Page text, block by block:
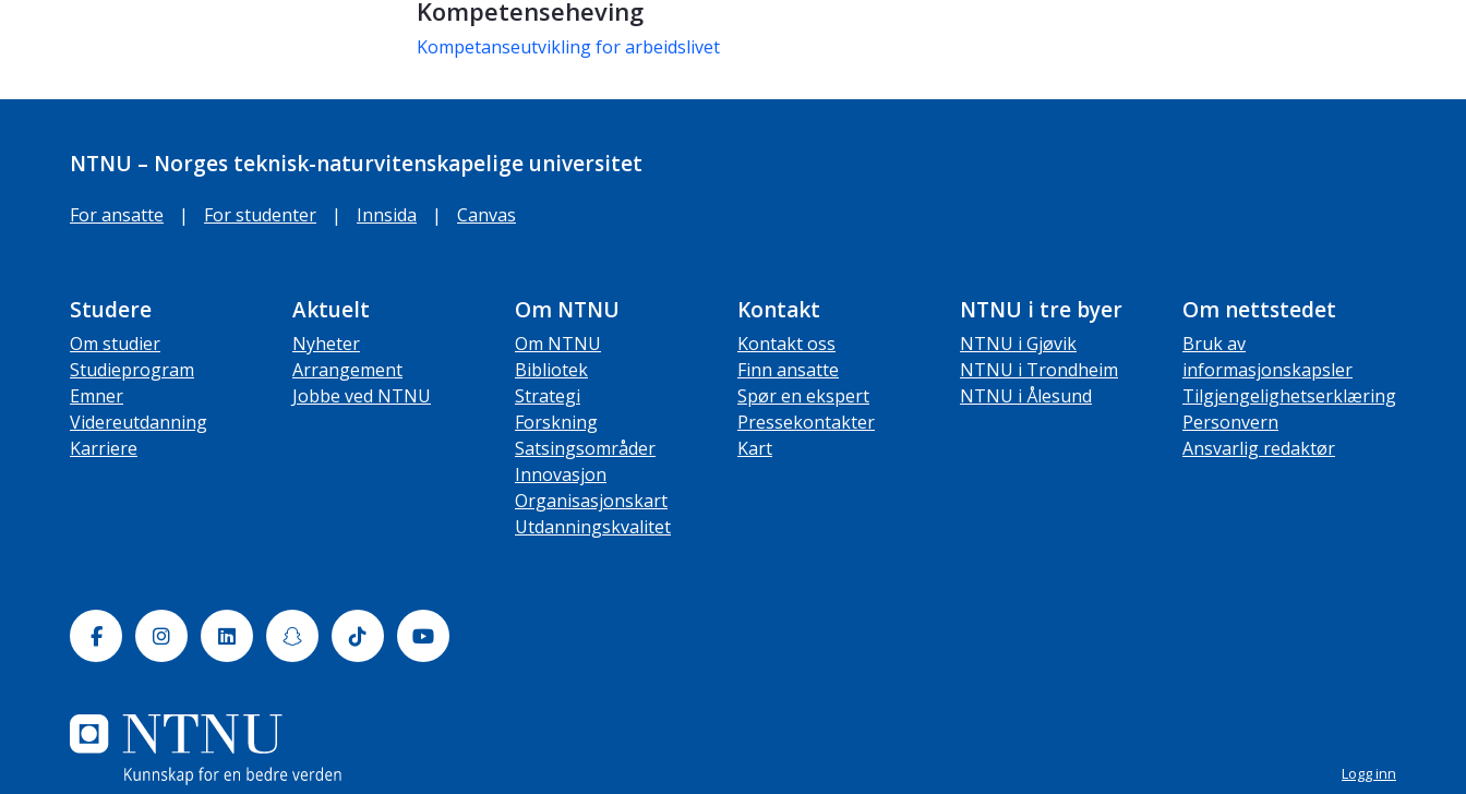
Kompetenseheving
Kompetanseutvikling for arbeidslivet
NTNU – Norges teknisk-naturvitenskapelige universitet
For ansatte | For studenter | Innsida | Canvas
Studere
Om studier
Studieprogram
Emner
Videreutdanning
Karriere
Aktuelt
Nyheter
Arrangement
Jobbe ved NTNU
Om NTNU
Om NTNU
Bibliotek
Strategi
Forskning
Satsingsområder
Innovasjon
Organisasjonskart
Utdanningskvalitet
Kontakt
Kontakt oss
Finn ansatte
Spør en ekspert
Pressekontakter
Kart
NTNU i tre byer
NTNU i Gjøvik
NTNU i Trondheim
NTNU i Ålesund
Om nettstedet
Bruk av
informasjonskapsler
Tilgjengelighetserklæring
Personvern
Ansvarlig redaktør
FacebookInstagramLinkedinSnapchatTiktok Youtube
Logg inn